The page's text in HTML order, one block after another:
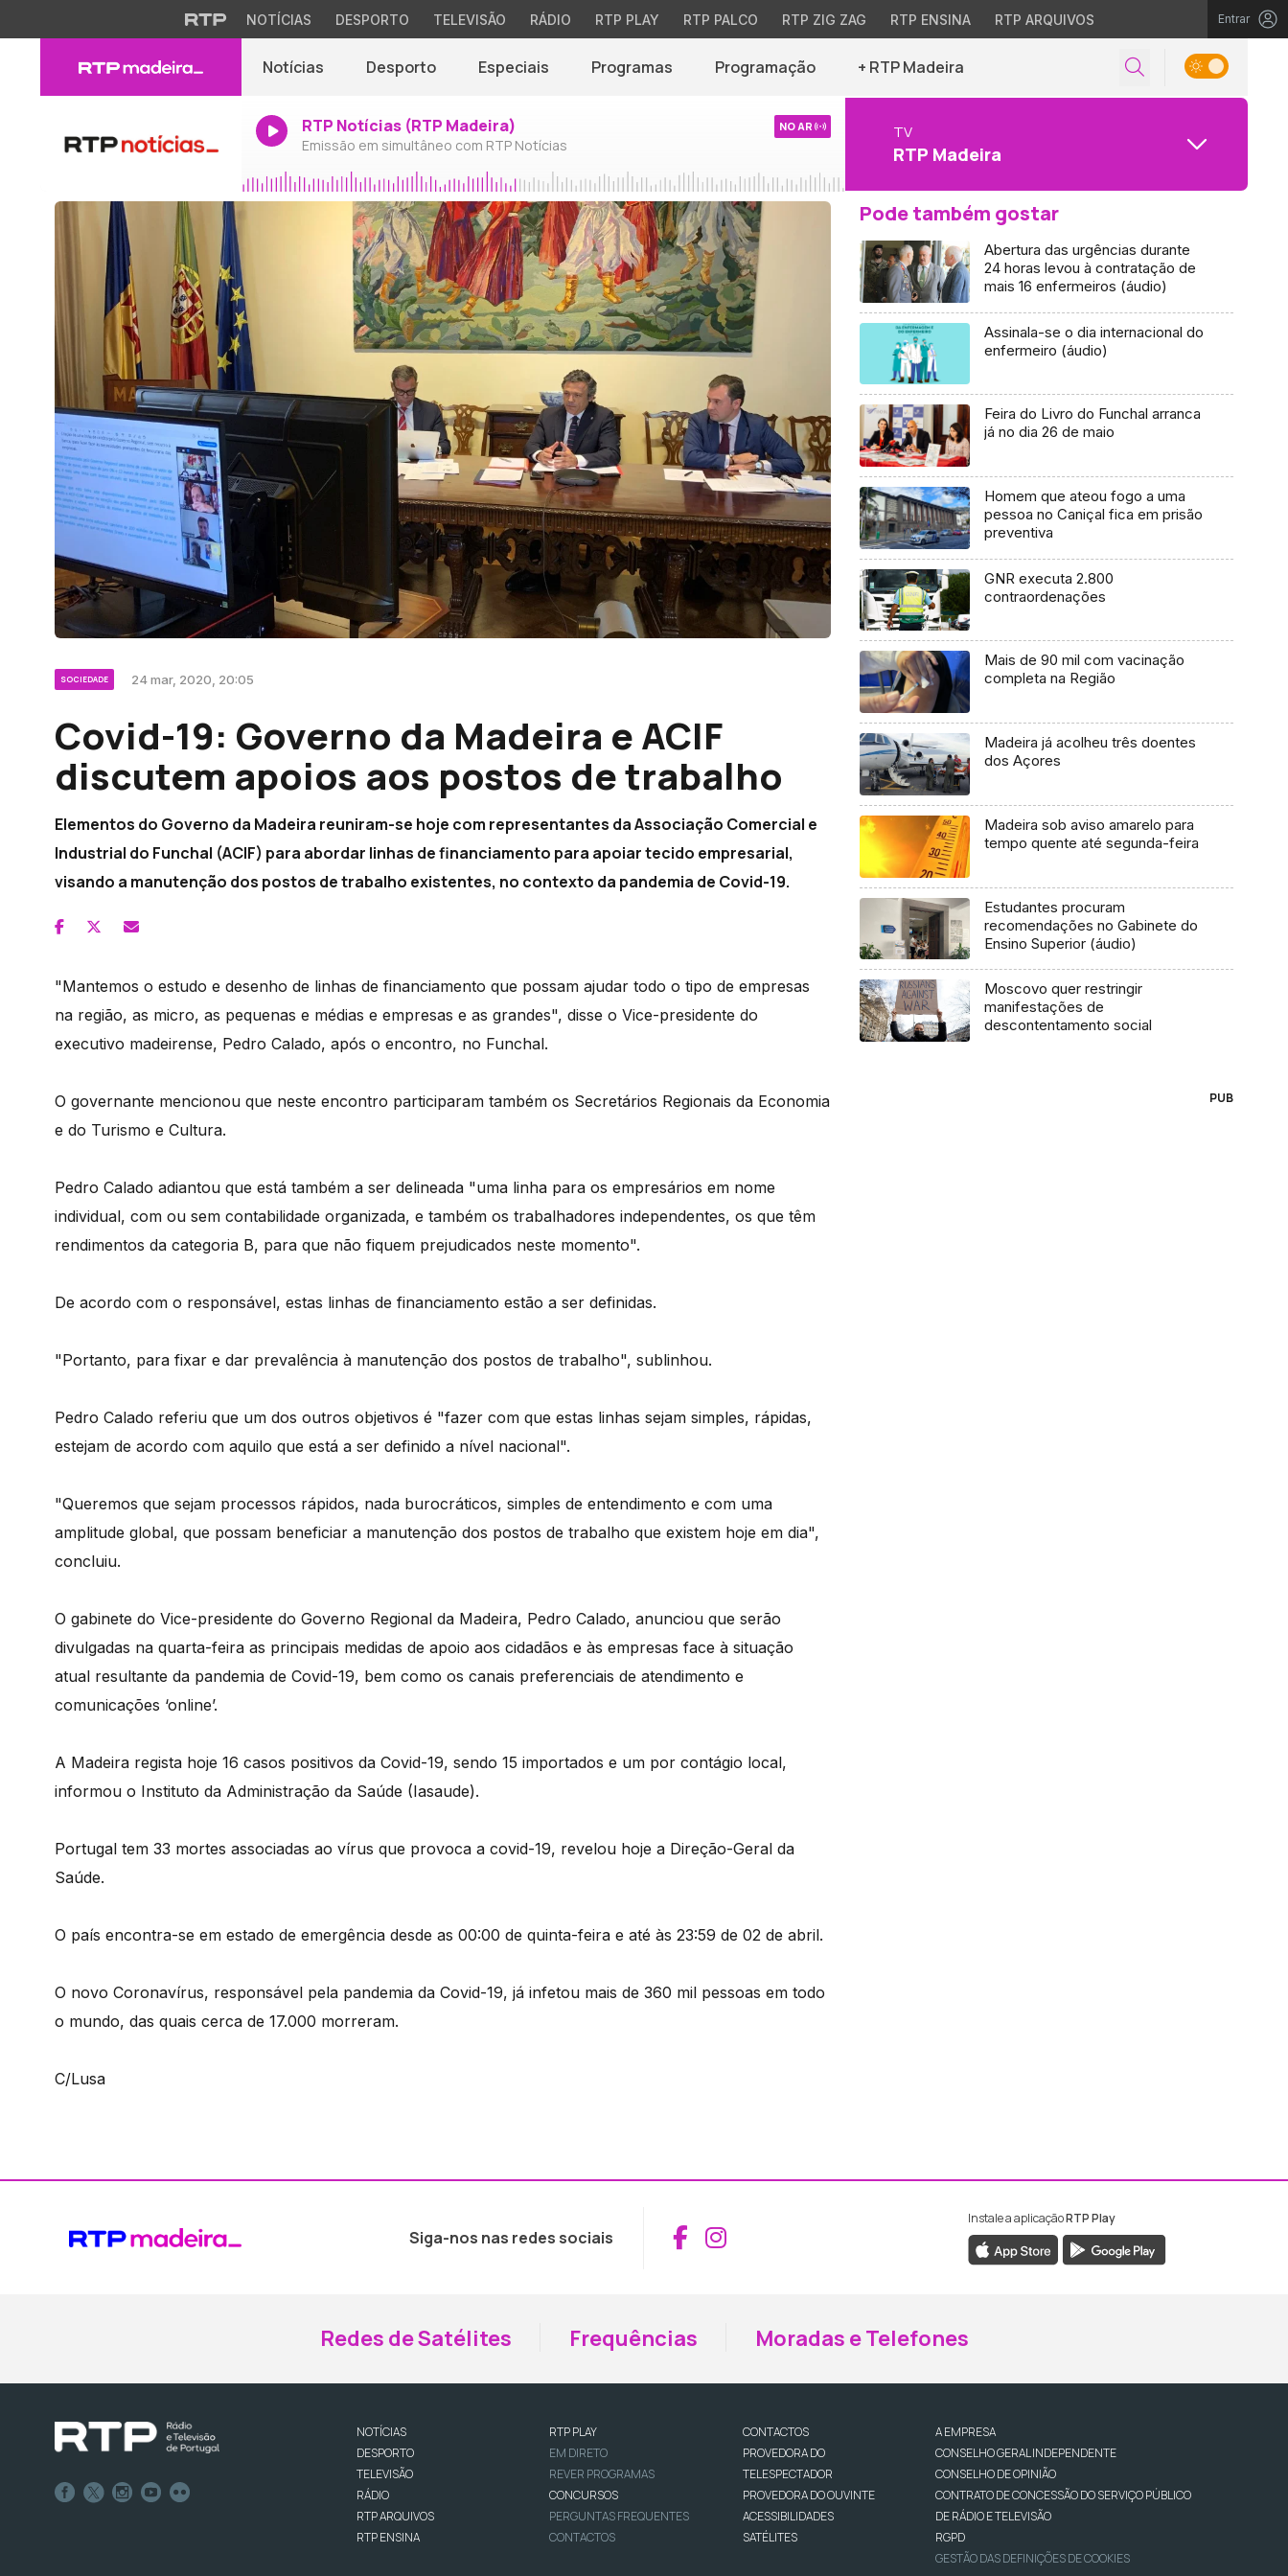
NOTÍCIAS DESPORTO TELEVISÃO RÁDIO RTP PLAY RTP PALCO RTP ZIG ZAG RTP ENSINA RTP ARQUIVOS Entrar
Notícias Desporto Especiais Programas Programação + RTP Madeira
RTP Notícias (RTP Madeira)
Emissão em simultâneo com RTP Notícias
NO AR TV
RTP Madeira
SOCIEDADE 24 mar, 2020, 20:05
Covid-19: Governo da Madeira e ACIF
discutem apoios aos postos de trabalho
Elementos do Governo da Madeira reuniram-se hoje com representantes da Associação Comercial e
Industrial do Funchal (ACIF) para abordar linhas de financiamento para apoiar tecido empresarial,
visando a manutenção dos postos de trabalho existentes, no contexto da pandemia de Covid-19.
"Mantemos o estudo e desenho de linhas de financiamento que possam ajudar todo o tipo de empresas
na região, as micro, as pequenas e médias e empresas e as grandes", disse o Vice-presidente do
executivo madeirense, Pedro Calado, após o encontro, no Funchal.
O governante mencionou que neste encontro participaram também os Secretários Regionais da Economia
e do Turismo e Cultura.
Pedro Calado adiantou que está também a ser delineada "uma linha para os empresários em nome
individual, com ou sem contabilidade organizada, e também os trabalhadores independentes, os que têm
rendimentos da categoria B, para que não fiquem prejudicados neste momento".
De acordo com o responsável, estas linhas de financiamento estão a ser definidas.
"Portanto, para fixar e dar prevalência à manutenção dos postos de trabalho", sublinhou.
Pedro Calado referiu que um dos outros objetivos é "fazer com que estas linhas sejam simples, rápidas,
estejam de acordo com aquilo que está a ser definido a nível nacional".
"Queremos que sejam processos rápidos, nada burocráticos, simples de entendimento e com uma
amplitude global, que possam beneficiar a manutenção dos postos de trabalho que existem hoje em dia",
concluiu.
O gabinete do Vice-presidente do Governo Regional da Madeira, Pedro Calado, anunciou que serão
divulgadas na quarta-feira as principais medidas de apoio aos cidadãos e às empresas face à situação
atual resultante da pandemia de Covid-19, bem como os canais preferenciais de atendimento e
comunicações ‘online’.
A Madeira regista hoje 16 casos positivos da Covid-19, sendo 15 importados e um por contágio local,
informou o Instituto da Administração da Saúde (Iasaude).
Portugal tem 33 mortes associadas ao vírus que provoca a covid-19, revelou hoje a Direção-Geral da
Saúde.
O país encontra-se em estado de emergência desde as 00:00 de quinta-feira e até às 23:59 de 02 de abril.
O novo Coronavírus, responsável pela pandemia da Covid-19, já infetou mais de 360 mil pessoas em todo
o mundo, das quais cerca de 17.000 morreram.
C/Lusa
Pode também gostar
Abertura das urgências durante
24 horas levou à contratação de
mais 16 enfermeiros (áudio)
Assinala-se o dia internacional do
enfermeiro (áudio)
Feira do Livro do Funchal arranca
já no dia 26 de maio
Homem que ateou fogo a uma
pessoa no Caniçal fica em prisão
preventiva
GNR executa 2.800
contraordenações
Mais de 90 mil com vacinação
completa na Região
Madeira já acolheu três doentes
dos Açores
Madeira sob aviso amarelo para
tempo quente até segunda-feira
Estudantes procuram
recomendações no Gabinete do
Ensino Superior (áudio)
Moscovo quer restringir
manifestações de
descontentamento social
PUB
Siga-nos nas redes sociais Aceder ao Facebook da RTP Madeira
Aceder ao Instagram da RTP Madeira
Instale a aplicaçãoRTP Play
Redes de Satélites Frequências Moradas e Telefones
NOTÍCIAS
DESPORTO
TELEVISÃO
RÁDIO
RTP ARQUIVOS
RTP ENSINA
RTP PLAY
EM DIRETO
REVER PROGRAMAS
CONCURSOS
PERGUNTAS FREQUENTES
CONTACTOS
CONTACTOS
PROVEDORA DO
TELESPECTADOR
PROVEDORA DO OUVINTE
ACESSIBILIDADES
SATÉLITES
A EMPRESA
CONSELHO GERAL INDEPENDENTE
CONSELHO DE OPINIÃO
CONTRATO DE CONCESSÃO DO SERVIÇO PÚBLICO
DE RÁDIO E TELEVISÃO
RGPD
GESTÃO DAS DEFINIÇÕES DE COOKIES